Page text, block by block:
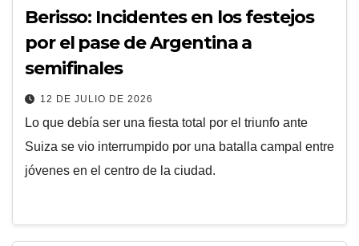
Berisso: Incidentes en los festejos
por el pase de Argentina a
semifinales
12 DE JULIO DE 2026
Lo que debía ser una fiesta total por el triunfo ante
Suiza se vio interrumpido por una batalla campal entre
jóvenes en el centro de la ciudad.